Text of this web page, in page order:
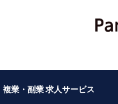
複業・副業 求人サービス